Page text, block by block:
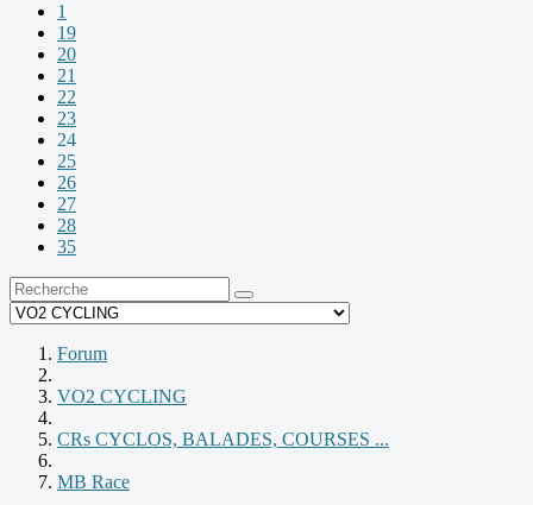
1
19
20
21
22
23
24
25
26
27
28
35
Forum
VO2 CYCLING
CRs CYCLOS, BALADES, COURSES ...
MB Race